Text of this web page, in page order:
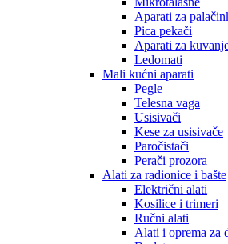
Aparati za
Pica pekači
Aparati za
Ledomati
Mali kućni aparati
Pegle
Telesna vaga
Usisivači
Kese za usisivače
Paročistači
Perači prozora
Alati za radionice i bašte
Električni alati
Kosilice i trimeri
Ručni alati
Alati i oprema za